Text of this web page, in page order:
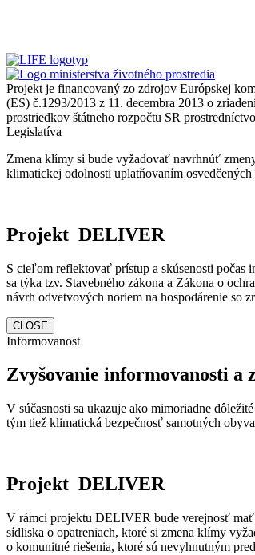
Projekt je financovaný zo zdrojov Európskej
(ES) č.1293/2013 z 11. decembra 2013 o
prostriedkov štátneho rozpočtu SR
Legislatíva
Zmena klímy si bude vyžadovať navrhnúť
klimatickej odolnosti uplatňovaním
Projekt DELIVER
S cieľom reflektovať prístup a skúsenosti počas
sa týka tzv. Stavebného zákona a Zákona o
návrh odvetvových noriem na hospodárenie so
CLOSE
Informovanost
Zvyšovanie informovanosti a
V súčasnosti sa ukazuje ako mimoriadne
tým tiež klimatická bezpečnosť samotných
Projekt DELIVER
V rámci projektu DELIVER bude verejnosť mať
sídliska o opatreniach, ktoré si zmena klímy
o komunitné riešenia, ktoré sú nevyhnutným